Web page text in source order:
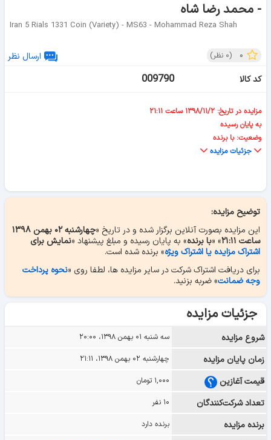
- محمد رضا شاه
Iran 5 Rials 1331 Coin (variety) - MS63 - Mohammad Reza Shah
۰ (۰ نظر)
ارسال نظر
کد کالا
009790
مزایده در تاریخ: ۱۳۹۸/۱۱/۲ ساعت ۲۱:۱۱
به پایان رسیده
وضعیت: با برنده
جزئیات مزایده
توضیح مزایده:
این مزایده بصورت آنلاین برگزار شده و در تاریخ «
چهارشنبه ۰۲ بهمن ۱۳۹۸
ساعت ۲۱:۱۱
» «با برنده» به پایان رسیده و مبلغ پیشنهاد «نمایش برای
اشتراک مزایده یا اشتراک ویژه» برنده شده است.
برای دریافت اشتراک شرکت در سایر مزایده ها، لطفا روی «نحوه پرداخت
وجه ضمانت» ضربه بزنید.
جزئیات مزایده
شروع مزایده سه شنبه ۰۱ بهمن ۱۳۹۸، ۲۰:۰۰
زمان پایان مزایده چهارشنبه ۰۲ بهمن ۱۳۹۸، ۲۱:۱۱
قیمت آغازین ۱,۰۰۰ تومان
تعداد شرکت‌کنندگان ۱۰ نفر
برنده مزایده برنده دارد